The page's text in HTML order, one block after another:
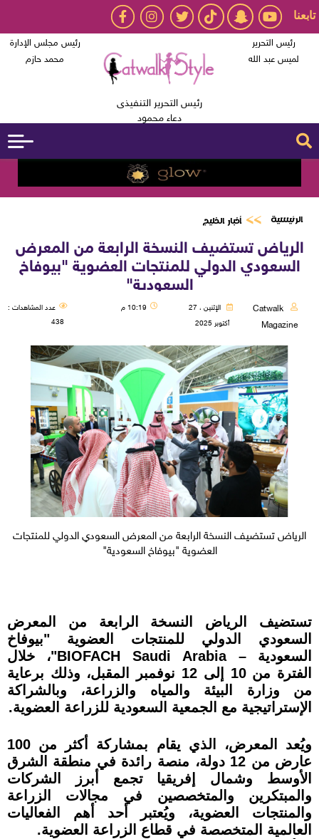
تابعنا
رئيس التحرير
لميس عبد الله
رئيس التحرير التنفيذى
دعاء محمود
رئيس مجلس الإدارة
محمد حازم
الرئيسية أخبار الخليج
الرياض تستضيف النسخة الرابعة من المعرض
السعودي الدولي للمنتجات العضوية "بيوفاخ
السعودية"
Catwalk
Magazine
الإثنين ، 27
أكتوبر 2025
10:19 م
عدد المشاهدات :
438
الرياض تستضيف النسخة الرابعة من المعرض السعودي الدولي للمنتجات
العضوية "بيوفاخ السعودية"
تستضيف الرياض النسخة الرابعة من المعرض
السعودي الدولي للمنتجات العضوية "بيوفاخ
السعودية – BIOFACH Saudi Arabia"، خلال
الفترة من 10 إلى 12 نوفمبر المقبل، وذلك برعاية
من وزارة البيئة والمياه والزراعة، وبالشراكة
الإستراتيجية مع الجمعية السعودية للزراعة العضوية.
ويُعد المعرض، الذي يقام بمشاركة أكثر من 100
عارض من 12 دولة، منصة رائدة في منطقة الشرق
الأوسط وشمال إفريقيا تجمع أبرز الشركات
والمبتكرين والمتخصصين في مجالات الزراعة
والمنتجات العضوية، ويُعتبر أحد أهم الفعاليات
العالمية المتخصصة في قطاع الزراعة العضوية.